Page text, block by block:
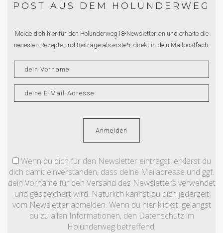
POST AUS DEM HOLUNDERWEG
Melde dich hier für den Holunderweg18-Newsletter an und erhalte die
neuesten Rezepte und Beiträge als erste*r direkt in dein Mailpostfach.
Wenn du dich für den Newsletter einträgst, erklärst du
dich damit einverstanden, dass deine Mailadresse und ggf.
dein Vorname für den Versand des Newsletters verwendet
und gespeichert wird. Natürlich kannst du dich jederzeit
vom Newsletter abmelden. Wenn du hier klickst, gelangst
du zu allen Informationen, den Datenschutz im
Holunderweg betreffend.